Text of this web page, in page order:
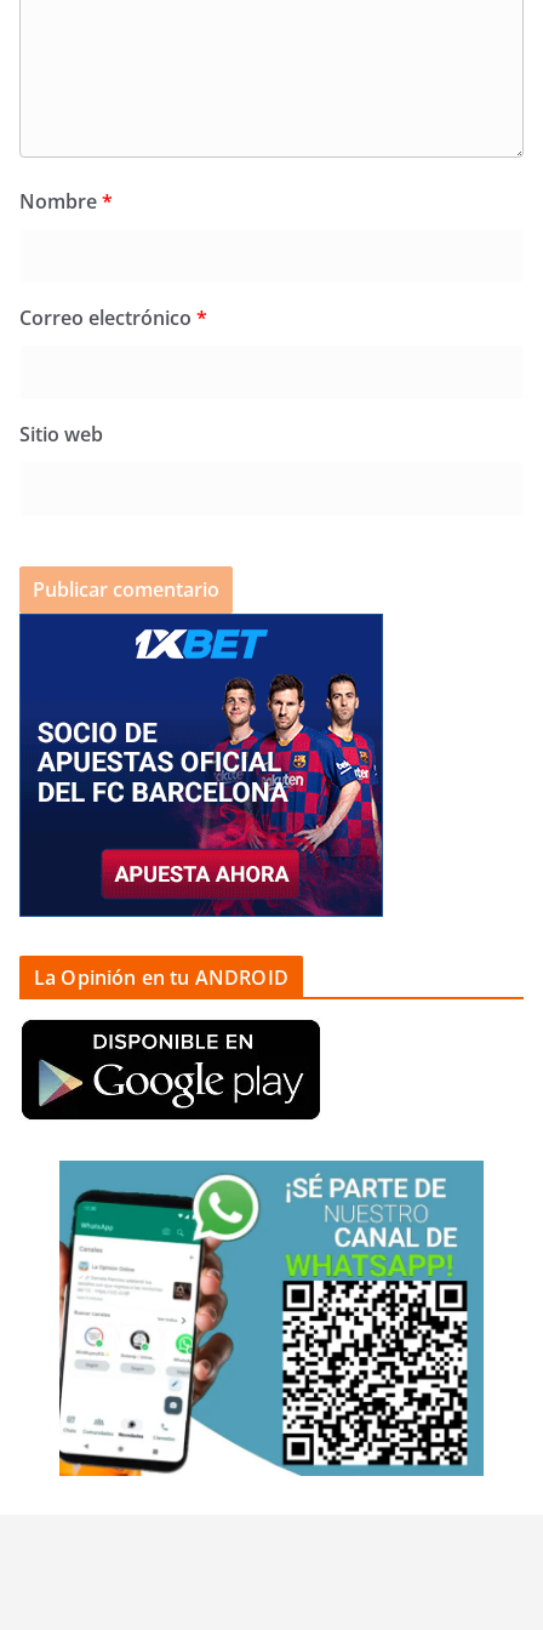
Nombre*
Correo electrónico *
Sitio web
La Opinión en tu ANDROID